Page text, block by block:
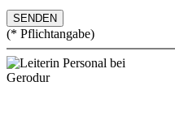
(* Pflichtangabe)